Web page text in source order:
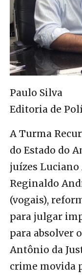
Paulo Silva
Editoria de
A Turma
do Estado do
juízes Luciano
Reginaldo
(vogais),
para julgar
para absolver
Antônio da
crime movida